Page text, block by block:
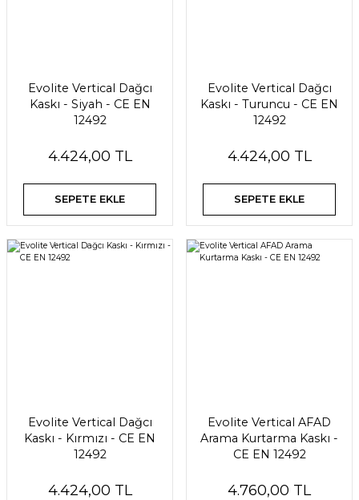
Evolite Vertical Dağcı
Kaskı - Siyah - CE EN
12492
4.424,00 TL
SEPETE EKLE
Evolite Vertical Dağcı
Kaskı - Turuncu - CE EN
12492
4.424,00 TL
SEPETE EKLE
Evolite Vertical Dağcı
Kaskı - Kırmızı - CE EN
12492
4.424,00 TL
Evolite Vertical AFAD
Arama Kurtarma Kaskı -
CE EN 12492
4.760,00 TL